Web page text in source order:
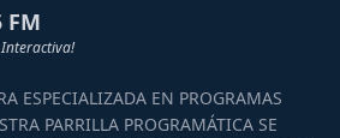
FM
ESPECIALIZADA EN PROGRAMAS
PARRILLA PROGRAMÁTICA SE